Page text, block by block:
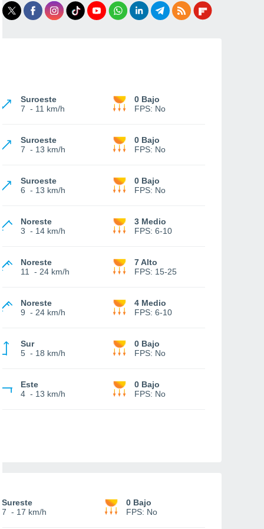
Suroeste
7 - 11 km/h
0 Bajo
FPS: No
Suroeste
7 - 13 km/h
0 Bajo
FPS: No
Suroeste
6 - 13 km/h
0 Bajo
FPS: No
Noreste
3 - 14 km/h
3 Medio
FPS: 6-10
Noreste
11
- 24 km/h
7 Alto
FPS: 15-25
Noreste
9 - 24 km/h
4 Medio
FPS: 6-10
Sur
5 - 18 km/h
0 Bajo
FPS: No
Este
4 - 13 km/h
0 Bajo
FPS: No
Sureste
7 - 17 km/h
0 Bajo
FPS: No